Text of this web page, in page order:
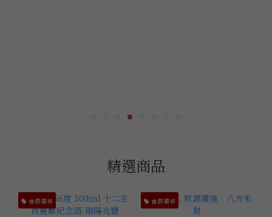
精選商品
會員獨享 會員獨享